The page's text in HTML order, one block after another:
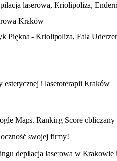
laserowa, Kriolipoliza,
Kraków
Piękna - Kriolipoliza, Fala
i laseroterapii Kraków
Maps. Ranking Score
swojej firmy!
depilacja laserowa w Krakowie